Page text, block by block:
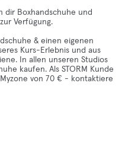
dir Boxhandschuhe und
Verfügung.
& einen eigenen
Kurs-Erlebnis und aus
In allen unseren Studios
kaufen. Als STORM Kunde
von 70 € - kontaktiere